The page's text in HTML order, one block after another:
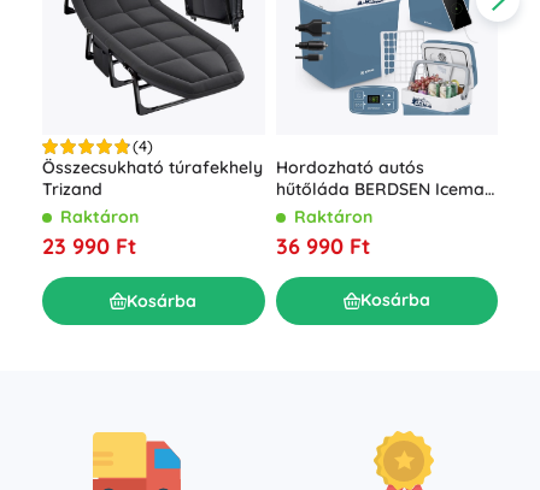
(4)
Összecsukható túrafekhely
Trizand
Raktáron
23 990 Ft
Kosárba
Hordozható autós
hűtőláda BERDSEN Icemax
29 l ECO móddal – kék
Raktáron
36 990 Ft
Kosárba